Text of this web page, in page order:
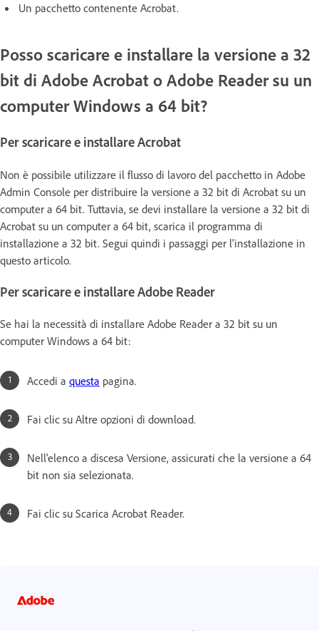
Un pacchetto contenente Acrobat.
Posso scaricare e installare la versione a 32
bit di Adobe Acrobat o Adobe Reader su un
computer Windows a 64 bit?
Per scaricare e installare Acrobat
Non è possibile utilizzare il flusso di lavoro del pacchetto in Adobe
Admin Console per distribuire la versione a 32 bit di Acrobat su un
computer a 64 bit. Tuttavia, se devi installare la versione a 32 bit di
Acrobat su un computer a 64 bit, scarica il programma di
installazione a 32 bit. Segui quindi i passaggi per l'installazione in
questo articolo.
Per scaricare e installare Adobe Reader
Se hai la necessità di installare Adobe Reader a 32 bit su un
computer Windows a 64 bit:
Accedi a questa pagina.
Fai clic su Altre opzioni di download.
Nell'elenco a discesa Versione, assicurati che la versione a 64
bit non sia selezionata.
Fai clic su Scarica Acrobat Reader.